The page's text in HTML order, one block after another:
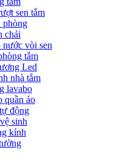
sen tắm
phòng
chải
nước vòi sen
tắm
Led
nhà tắm
lavabo
quần áo
động
sinh
kính